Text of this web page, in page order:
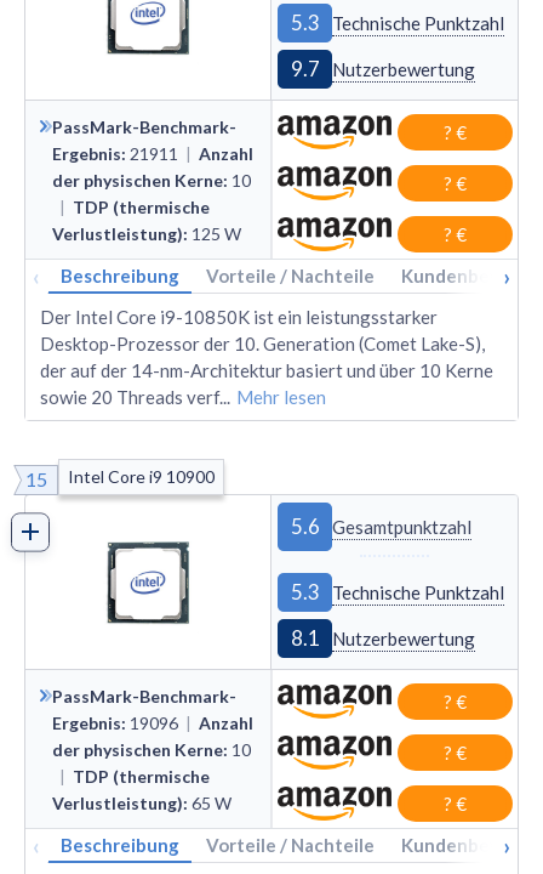
5.3 Technische Punktzahl
9.7 Nutzerbewertung
PassMark-Benchmark-
Ergebnis: 21911 | Anzahl
der physischen Kerne: 10
| TDP (thermische
Verlustleistung): 125 W
? €
? €
? €
‹ Beschreibung Vorteile / Nachteile ›
Der Intel Core i9-10850K ist ein leistungsstarker
Desktop-Prozessor der 10. Generation (Comet Lake-S),
der auf der 14-nm-Architektur basiert und über 10 Kerne
sowie 20 Threads verf... Mehr lesen
15 Intel Core i9 10900
5.6 Gesamtpunktzahl
5.3 Technische Punktzahl
8.1 Nutzerbewertung
PassMark-Benchmark-
Ergebnis: 19096 | Anzahl
der physischen Kerne: 10
| TDP (thermische
Verlustleistung): 65 W
? €
? €
? €
‹ Beschreibung Vorteile / Nachteile ›